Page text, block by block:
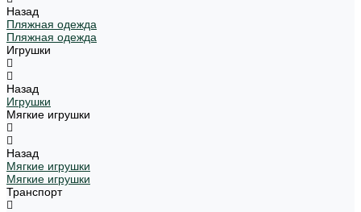
Назад
Пляжная одежда
Пляжная одежда
Игрушки
Назад
Игрушки
Мягкие игрушки
Назад
Мягкие игрушки
Мягкие игрушки
Транспорт